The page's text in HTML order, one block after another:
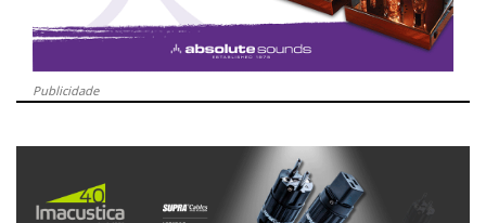
Publicidade